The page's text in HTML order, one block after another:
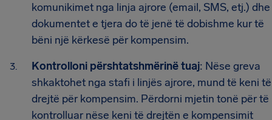
komunikimet nga linja ajrore (email, SMS, etj.) dhe
dokumentet e tjera do të jenë të dobishme kur të
bëni një kërkesë për kompensim.
Kontrolloni përshtatshmërinë tuaj: Nëse greva
shkaktohet nga stafi i linjës ajrore, mund të keni të
drejtë për kompensim. Përdorni mjetin tonë për të
kontrolluar nëse keni të drejtën e kompensimit